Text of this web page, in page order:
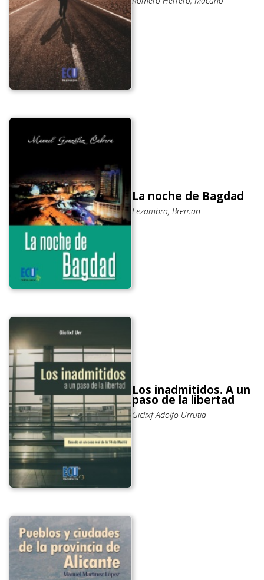
La noche de Bagdad
Lezambra, Breman
Los inadmitidos. A un
paso de la libertad
Giclixf Adolfo Urrutia